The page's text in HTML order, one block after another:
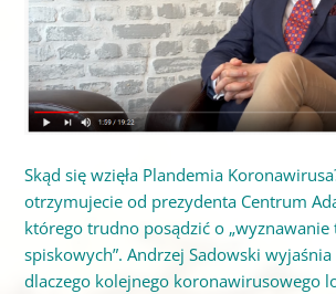
Skąd się wzięła Plandemia
otrzymujecie od prezydenta Centrum
którego trudno posądzić o „wyznawanie
spiskowych”. Andrzej Sadowski
dlaczego kolejnego koronawirusowego